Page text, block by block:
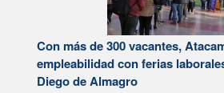
Con más de 300 vacantes,
empleabilidad con ferias
Diego de Almagro